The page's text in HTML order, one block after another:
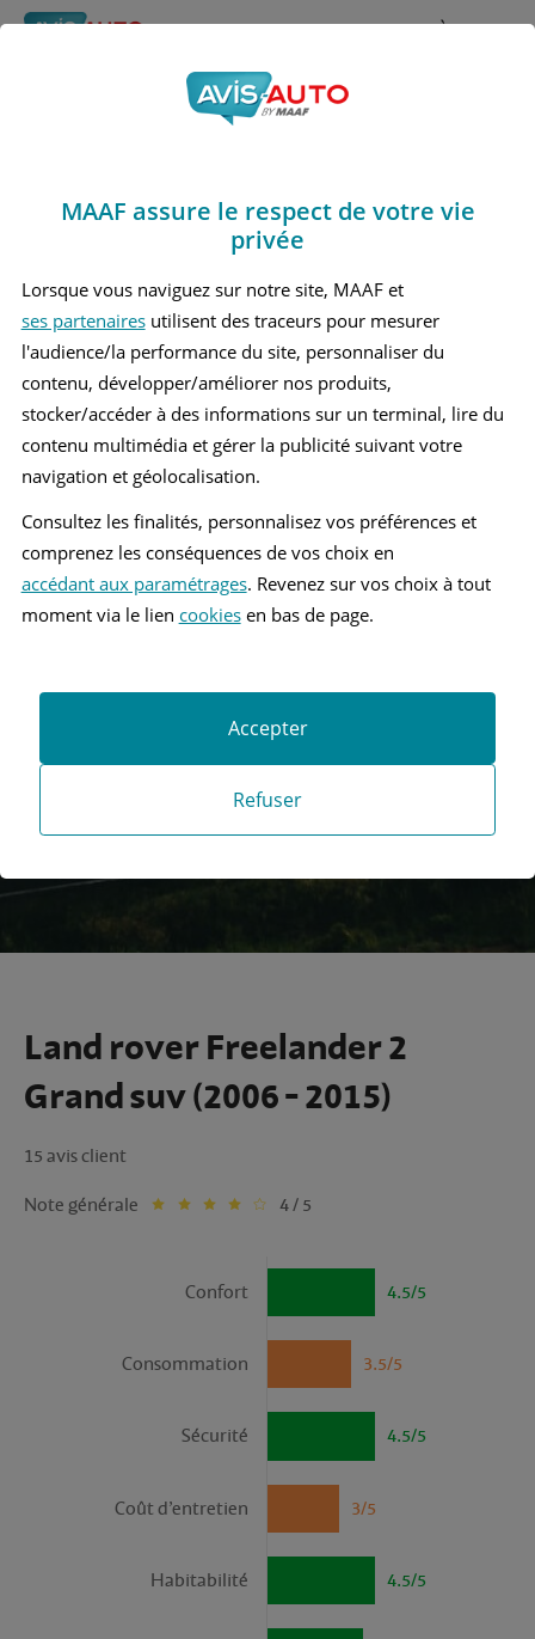
Rechercher À propos
Obtenir un devis d'assurance auto MAAF
Avis Land rover
Freelander 2 Grand suv
(2006 - 2015)
Recherche d'un véhicule
Comparer deux véhicules
Land rover Freelander 2
Grand suv (2006 - 2015)
15 avis client
Note générale 4 / 5
4.5/5
Confort
3.5/5
Consommation
4.5/5
Sécurité
3/5
Coût d’entretien
4.5/5
Habitabilité
MAAF assure le respect de votre vie
privée
Lorsque vous naviguez sur notre site, MAAF et
ses partenairesutilisent des traceurs pour mesurer
l'audience/la performance du site, personnaliser du
contenu, développer/améliorer nos produits,
stocker/accéder à des informations sur un terminal, lire du
contenu multimédia et gérer la publicité suivant votre
navigation et géolocalisation.
Consultez les finalités, personnalisez vos préférences et
comprenez les conséquences de vos choix en
accédant aux paramétrages. Revenez sur vos choix à tout
moment via le lien cookiesen bas de page.
Refuser
Accepter